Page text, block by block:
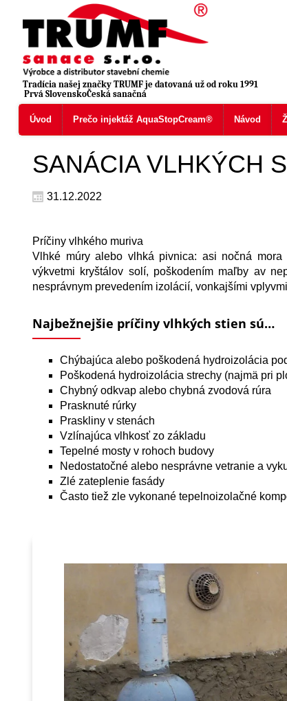
Úvod Prečo injektáž AquaStopCream® Návod
Prvá SlovenskoČeská sanačná
Tradícia našej značky TRUMF je datovaná už od roku 1991
SANÁCIA VLHKÝCH
31.12.2022
Príčiny vlhkého muriva
Vlhké múry alebo vlhká pivnica: asi nočná
výkvetmi kryštálov solí, poškodením maľby av
nesprávnym prevedením izolácií, vonkajšími
Najbežnejšie príčiny vlhkých stien sú…
Chýbajúca alebo poškodená hydroizolácia
Poškodená hydroizolácia strechy (najmä pri
Chybný odkvap alebo chybná zvodová rúra
Prasknuté rúrky
Praskliny v stenách
Vzlínajúca vlhkosť zo základu
Tepelné mosty v rohoch budovy
Nedostatočné alebo nesprávne vetranie a
Zlé zateplenie fasády
Často tiež zle vykonané tepelnoizolačné